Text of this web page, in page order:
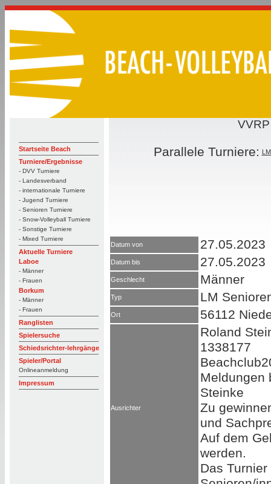
Startseite Beach
Turniere/Ergebnisse
- DVV Turniere
- Landesverband
- internationale Turniere
- Jugend Turniere
- Senioren Turniere
- Snow-Volleyball Turniere
- Sonstige Turniere
- Mixed Turniere
Aktuelle Turniere
Laboe
- Männer
- Frauen
Borkum
- Männer
- Frauen
Ranglisten
Spielersuche
Schiedsrichter-lehrgänge
Spieler/Portal
Onlineanmeldung
Impressum
Parallele Turniere:
Datum von 27.05.2023
Datum bis 27.05.2023
Geschlecht Männer
Typ LM
Ort 56112
Ausrichter
Roland
1338177
Meldungen
Steinke
Zu
und
Auf dem
werden.
Das